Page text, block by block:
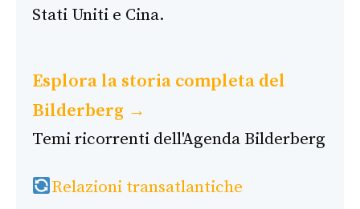
Stati Uniti e Cina.
Esplora la storia completa del
Bilderberg →
Temi ricorrenti dell'Agenda Bilderberg
Relazioni transatlantiche